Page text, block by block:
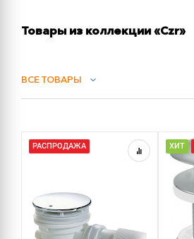
Товары из коллекции «Czr»
ВСЕ ТОВАРЫ
ДУШ
ДУШЕВЫЕ ГАРНИТУРЫ
РАСПРОДАЖА ХИТ